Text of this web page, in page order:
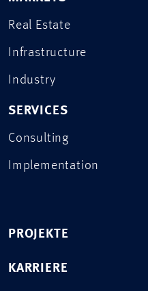
Real Estate
Infrastructure
Industry
SERVICES
Consulting
Implementation
PROJEKTE
KARRIERE